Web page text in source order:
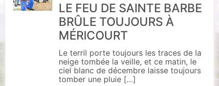
LE FEU DE SAINTE BARBE
BRÛLE TOUJOURS À
MÉRICOURT
Le terril porte toujours les traces de la
neige tombée la veille, et ce matin, le
ciel blanc de décembre laisse toujours
tomber une pluie […]